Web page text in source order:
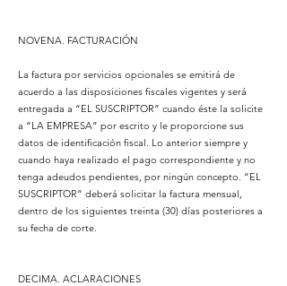
NOVENA. FACTURACIÓN
La factura por servicios opcionales se emitirá de
acuerdo a las disposiciones fiscales vigentes y será
entregada a “EL SUSCRIPTOR” cuando éste la solicite
a “LA EMPRESA” por escrito y le proporcione sus
datos de identificación fiscal. Lo anterior siempre y
cuando haya realizado el pago correspondiente y no
tenga adeudos pendientes, por ningún concepto. “EL
SUSCRIPTOR” deberá solicitar la factura mensual,
dentro de los siguientes treinta (30) días posteriores a
su fecha de corte.
DECIMA. ACLARACIONES